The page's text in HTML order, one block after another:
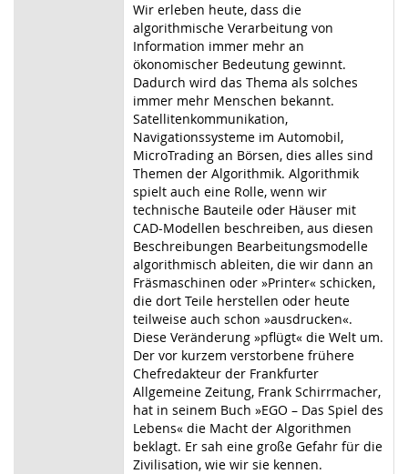
Wir erleben heute, dass die
algorithmische Verarbeitung von
Information immer mehr an
ökonomischer Bedeutung gewinnt.
Dadurch wird das Thema als solches
immer mehr Menschen bekannt.
Satellitenkommunikation,
Navigationssysteme im Automobil,
MicroTrading an Börsen, dies alles sind
Themen der Algorithmik. Algorithmik
spielt auch eine Rolle, wenn wir
technische Bauteile oder Häuser mit
CAD-Modellen beschreiben, aus diesen
Beschreibungen Bearbeitungsmodelle
algorithmisch ableiten, die wir dann an
Fräsmaschinen oder »Printer« schicken,
die dort Teile herstellen oder heute
teilweise auch schon »ausdrucken«.
Diese Veränderung »pflügt« die Welt um.
Der vor kurzem verstorbene frühere
Chefredakteur der Frankfurter
Allgemeine Zeitung, Frank Schirrmacher,
hat in seinem Buch »EGO – Das Spiel des
Lebens« die Macht der Algorithmen
beklagt. Er sah eine große Gefahr für die
Zivilisation, wie wir sie kennen.